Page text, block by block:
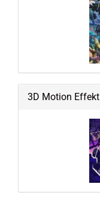
3D Motion Effekt